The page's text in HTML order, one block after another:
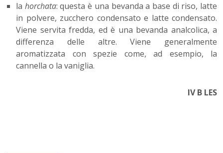
la horchata: questa è una bevanda a base di riso, latte
in polvere, zucchero condensato e latte condensato.
Viene servita fredda, ed è una bevanda analcolica, a
differenza delle altre. Viene generalmente
aromatizzata con spezie come, ad esempio, la
cannella o la vaniglia.
IV B LES